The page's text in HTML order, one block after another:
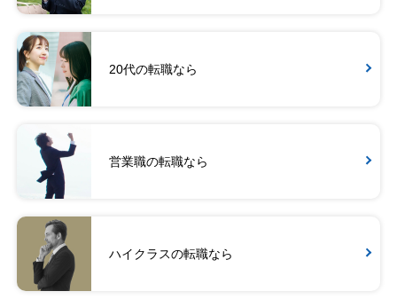
20代の転職なら
営業職の転職なら
ハイクラスの転職なら